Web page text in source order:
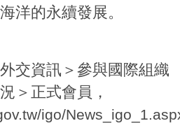
洋的永續發展。
交資訊＞參與國際組織
＞正式會員，
igo/